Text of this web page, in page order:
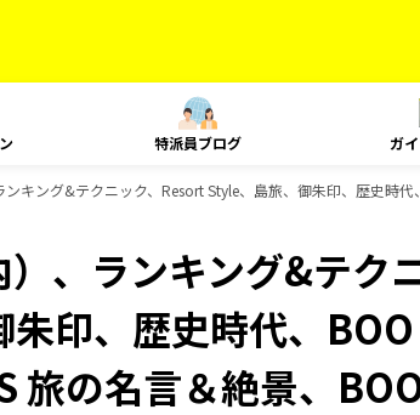
特派員ブログ ガ
キング&テクニック、Resort Style、島旅、御朱印、歴史時
、ランキング&テク
印、歴史時代、BOO
旅の名言＆絶景、